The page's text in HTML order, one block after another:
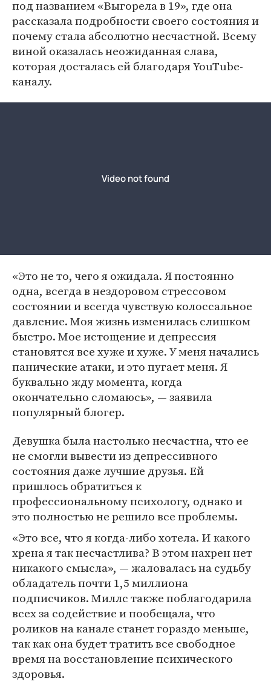
под названием «Выгорела в 19», где она
рассказала подробности своего состояния и
почему стала абсолютно несчастной. Всему
виной оказалась неожиданная слава,
которая досталась ей благодаря YouTube-
каналу.
«Это не то, чего я ожидала. Я постоянно
одна, всегда в нездоровом стрессовом
состоянии и всегда чувствую колоссальное
давление. Моя жизнь изменилась слишком
быстро. Мое истощение и депрессия
становятся все хуже и хуже. У меня начались
панические атаки, и это пугает меня. Я
буквально жду момента, когда
окончательно сломаюсь», — заявила
популярный блогер.
Девушка была настолько несчастна, что ее
не смогли вывести из депрессивного
состояния даже лучшие друзья. Ей
пришлось обратиться к
профессиональному психологу, однако и
это полностью не решило все проблемы.
«Это все, что я когда-либо хотела. И какого
хрена я так несчастлива? В этом нахрен нет
никакого смысла», — жаловалась на судьбу
обладатель почти 1,5 миллиона
подписчиков. Миллс также поблагодарила
всех за содействие и пообещала, что
роликов на канале станет гораздо меньше,
так как она будет тратить все свободное
время на восстановление психического
здоровья.